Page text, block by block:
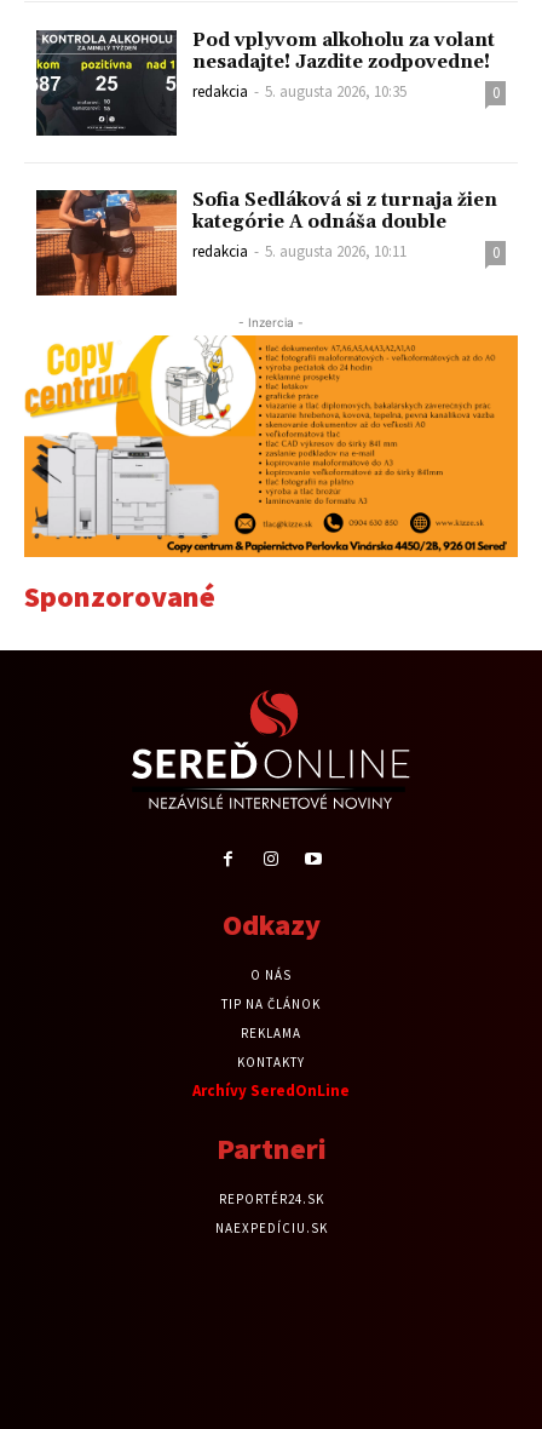
Pod vplyvom alkoholu za volant
nesadajte! Jazdite zodpovedne!
redakcia - 5. augusta 2026, 10:35 0
Sofia Sedláková si z turnaja žien
kategórie A odnáša double
redakcia - 5. augusta 2026, 10:11 0
- Inzercia -
Sponzorované
Odkazy
O NÁS
TIP NA ČLÁNOK
REKLAMA
KONTAKTY
Archívy SeredOnLine
Partneri
REPORTÉR24.SK
NAEXPEDÍCIU.SK